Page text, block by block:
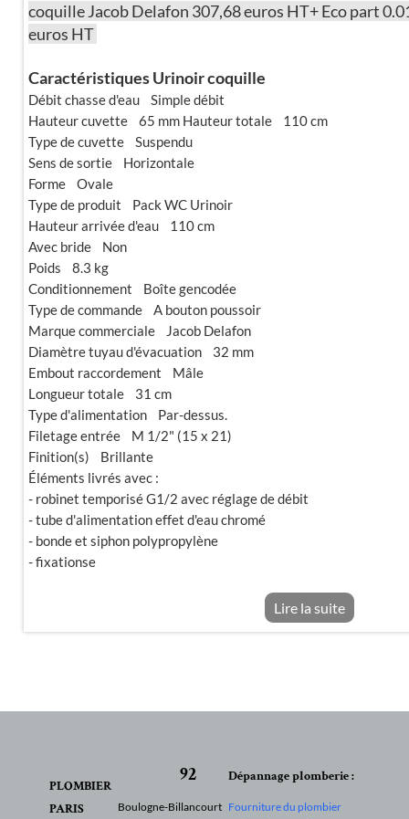
PLOMBIER
PARIS
Dépannage plomberie :
Fourniture du plombier
92
Boulogne-Billancourt
coquille Jacob Delafon 307,68 euros HT+ Eco part
euros HT
Caractéristiques Urinoir coquille
Débit chasse d'eau Simple débit
Hauteur cuvette 65 mm Hauteur totale 110 cm
Type de cuvette Suspendu
Sens de sortie Horizontale
Forme Ovale
Type de produit Pack WC Urinoir
Hauteur arrivée d'eau 110 cm
Avec bride Non
Poids 8.3 kg
Conditionnement Boîte gencodée
Type de commande A bouton poussoir
Marque commerciale Jacob Delafon
Diamètre tuyau d'évacuation 32 mm
Embout raccordement Mâle
Longueur totale 31 cm
Type d'alimentation Par-dessus.
Filetage entrée M 1/2" (15 x 21)
Finition(s) Brillante
Éléments livrés avec :
- robinet temporisé G1/2 avec réglage de débit
- tube d'alimentation effet d'eau chromé
- bonde et siphon polypropylène
- fixationse
Lire la suite